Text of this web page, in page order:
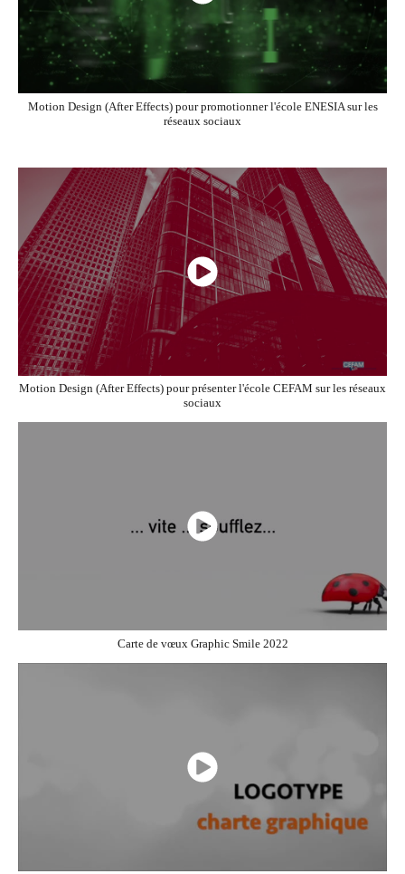
Motion Design (After Effects) pour promotionner l'école ENESIA sur les
réseaux sociaux
Motion Design (After Effects) pour présenter l'école CEFAM sur les réseaux
sociaux
Carte de vœux Graphic Smile 2022